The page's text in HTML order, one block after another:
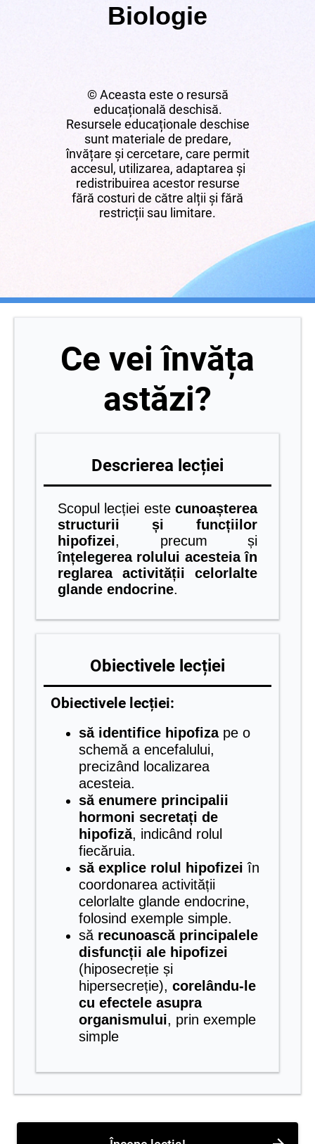
Biologie
© Aceasta este o resursă
educațională deschisă.
Resursele educaționale deschise
sunt materiale de predare,
învățare și cercetare, care permit
accesul, utilizarea, adaptarea și
redistribuirea acestor resurse
fără costuri de către alții și fără
restricții sau limitare.
Ce vei învăța
astăzi?
Descrierea lecției
Scopul lecției este cunoașterea
structurii și funcțiilor
hipofizei, precum și
înțelegerea rolului acesteia în
reglarea activității celorlalte
glande endocrine.
Obiectivele lecției
Obiectivele lecției:
să identifice hipofizape o
schemă a encefalului,
precizând localizarea
acesteia.
să enumere principalii
hormoni secretați de
hipofiză, indicând rolul
fiecăruia.
să explice rolul hipofizei în
coordonarea activității
celorlalte glande endocrine,
folosind exemple simple.
să recunoască principalele
disfuncții ale hipofizei
(hiposecreție și
hipersecreție), corelându-le
cu efectele asupra
organismului, prin exemple
simple